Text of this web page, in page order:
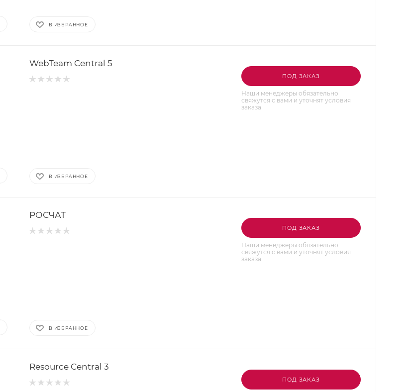
В ИЗБРАННОЕ
WebTeam Central 5
В ИЗБРАННОЕ
ПОД ЗАКАЗ
Наши менеджеры обязательно
свяжутся с вами и уточнят условия
заказа
РОСЧАТ
В ИЗБРАННОЕ
ПОД ЗАКАЗ
Наши менеджеры обязательно
свяжутся с вами и уточнят условия
заказа
Resource Central 3
ПОД ЗАКАЗ